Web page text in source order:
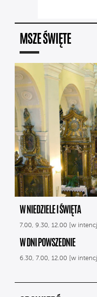
MSZE ŚWIĘTE
W NIEDZIELE I ŚWIĘTA
7.00, 9.30, 12.00 [w
W DNI POWSZEDNIE
6.30, 7.00, 12.00 [w